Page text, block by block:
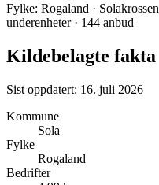
Fylke: Rogaland · Solakrossen
underenheter· 144 anbud
Kildebelagte fakta
Sist oppdatert: 16. juli 2026
Kommune
Sola
Fylke
Rogaland
Bedrifter